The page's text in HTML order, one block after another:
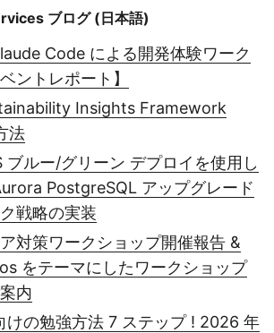
ブログ (日本語)
Code による開発体験ワーク
ントレポート】
Insights Framework
法
ルー/グリーン デプロイを使用し
PostgreSQL アップグレード
戦略の実装
対策ワークショップ開催報告 &
をテーマにしたワークショップ
内
けの勉強方法 7 ステップ ! 2026 年